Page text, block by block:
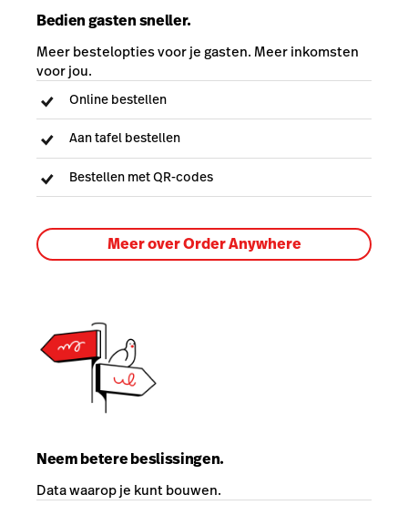
Bedien gasten sneller.
Meer bestelopties voor je gasten. Meer inkomsten
voor jou.
Online bestellen
Aan tafel bestellen
Bestellen met QR-codes
Meer over Order Anywhere
Neem betere beslissingen.
Data waarop je kunt bouwen.